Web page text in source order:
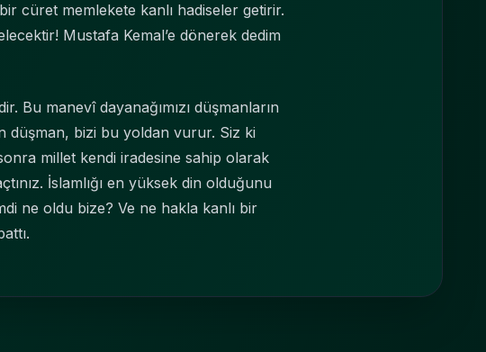
cüret memlekete kanlı hadiseler getirir.
Mustafa Kemal’e dönerek dedim
Bu manevî dayanağımızı düşmanların
düşman, bizi bu yoldan vurur. Siz ki
millet kendi iradesine sahip olarak
İslamlığı en yüksek din olduğunu
ne oldu bize? Ve ne hakla kanlı bir